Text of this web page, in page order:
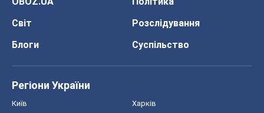
Світ
Розслідування
Блоги
Суспільство
Регіони України
Київ Харків